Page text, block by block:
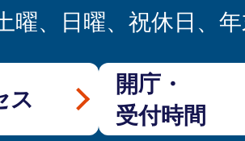
曜、日曜、祝休日、
ス
開庁・
受付時間